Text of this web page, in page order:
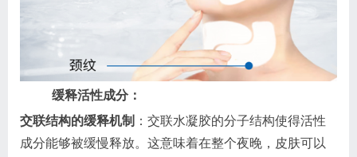
缓释活性成分：
交联结构的缓释机制 ：交联水凝胶的分子结构使得活性
成分能够被缓慢释放。这意味着在整个夜晚，皮肤可以